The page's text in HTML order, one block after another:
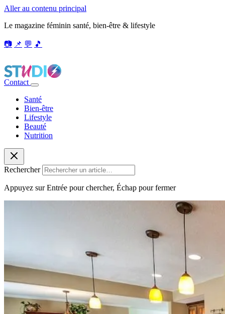
Aller au contenu principal
Le magazine féminin santé, bien-être & lifestyle
📷 📌 💬 🎵
Contact
Santé
Bien-être
Lifestyle
Beauté
Nutrition
Rechercher
Appuyez sur Entrée pour chercher, Échap pour fermer